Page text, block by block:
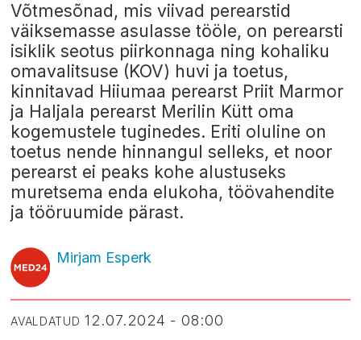
Võtmesõnad, mis viivad perearstid
väiksemasse asulasse tööle, on perearsti
isiklik seotus piirkonnaga ning kohaliku
omavalitsuse (KOV) huvi ja toetus,
kinnitavad Hiiumaa perearst Priit Marmor
ja Haljala perearst Merilin Kütt oma
kogemustele tuginedes. Eriti oluline on
toetus nende hinnangul selleks, et noor
perearst ei peaks kohe alustuseks
muretsema enda elukoha, töövahendite
ja tööruumide pärast.
Mirjam Esperk
AVALDATUD 12.07.2024 - 08:00